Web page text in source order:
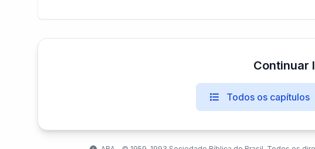
Continuar
Todos os capítulos